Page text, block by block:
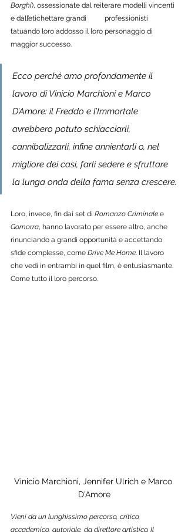
Borghi), ossessionate dal reiterare modelli vincenti
e dall’etichettare grandi 	professionisti
tatuando loro addosso il loro personaggio di
maggior successo.
Ecco perché amo profondamente il
lavoro di Vinicio Marchioni e Marco
D’Amore: il Freddo e l’Immortale
avrebbero potuto schiacciarli,
cannibalizzarli, infine annientarli o, nel
migliore dei casi, farli sedere e sfruttare
la lunga onda della fama senza crescere.
Loro, invece, fin dai set di Romanzo Criminale e
Gomorra, hanno lavorato per essere altro, anche
rinunciando a grandi opportunità e accettando
sfide complesse, come Drive Me Home. Il lavoro
che vedi in entrambi in quel film, è entusiasmante.
Come tutto il loro percorso.
Vinicio Marchioni, Jennifer Ulrich e Marco
D'Amore
Vieni da un lunghissimo percorso, critico,
accademico, autoriale, da direttore artistico. Il